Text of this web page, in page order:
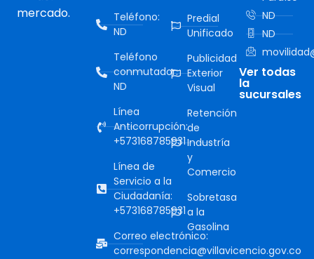
mercado.
Teléfono:
ND
Teléfono
conmutador:
ND
Línea
Anticorrupción:
+573168785931
Línea de
Servicio a la
Ciudadanía:
+573168785931
Correo electrónico:
correspondencia@villavicencio.gov.co
Predial
Unificado
Publicidad
Exterior
Visual
Retención
de
Industría
y
Comercio
Sobretasa
a la
Gasolina
ND
ND
Ver todas
la
sucursales